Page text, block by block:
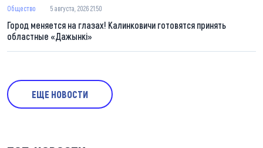
Общество 5 августа, 2026 21:50
Город меняется на глазах! Калинковичи готовятся принять
областные «Дажынкі»
ЕЩЕ НОВОСТИ